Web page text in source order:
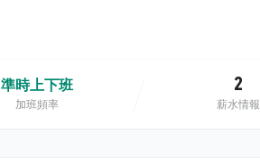
準時上下班
加班頻率
2
薪水情報